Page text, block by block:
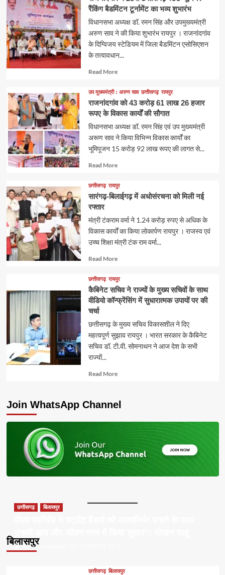
रैंकिंग बैडमिंटन टूर्नामेंट का भव्य शुभारंभ
विधानसभा अध्यक्ष डॉ. रमन सिंह और उपमुख्यमंत्री
अरुण साव ने की किया शुभारंभ रायपुर । राजनांदगांव
के दिग्विजय स्टेडियम में जिला बैडमिंटन एसोसिएशन
के तत्वावधान...
Read MoreRead
about
उप मुख्यमंत्री : अरुण साव छत्तीसगढ़ रायपुर
राजनांदगांव को 43 करोड़ 61 लाख 26 हजार
रूपए के विकास कार्यों की सौगात
विधानसभा अध्यक्ष डॉ. रमन सिंह एवं उप मुख्यमंत्री
अरूण साव ने किया विभिन्न विकास कार्यों का
भूमिपूजन 15 करोड़ 92 लाख रूपए की लागत से...
Read MoreRead
about
छत्तीसगढ़ रायपुर
सारंगढ़-बिलाईगढ़ में अधोसंरचना को मिली नई
रफ्तार
मंत्री टंकराम वर्मा ने 1.24 करोड़ रुपए से अधिक के
विकास कार्यों का किया लोकार्पण रायपुर । राजस्व एवं
उच्च शिक्षा मंत्री टंक राम वर्मा...
Read MoreRead
about
छत्तीसगढ़ रायपुर
कैबिनेट सचिव ने राज्यों के मुख्य सचिवों के साथ
वीडियो कॉन्फ्रेंसिंग में सुधारात्मक उपायों पर की
चर्चा
छत्तीसगढ़ के मुख्य सचिव विकासशील ने दिए
महत्वपूर्ण सुझाव रायपुर । भारत सरकार के कैबिनेट
सचिव डॉ. टी.वी. सोमनाथन ने आज देश के सभी
राज्यों...
Read MoreRead
Join WhatsApp Channel
बिलासपुर
छत्तीसगढ़ बिलासपुर
Apna Chhattisgarh
छत्तीसगढ़ बिलासपुर